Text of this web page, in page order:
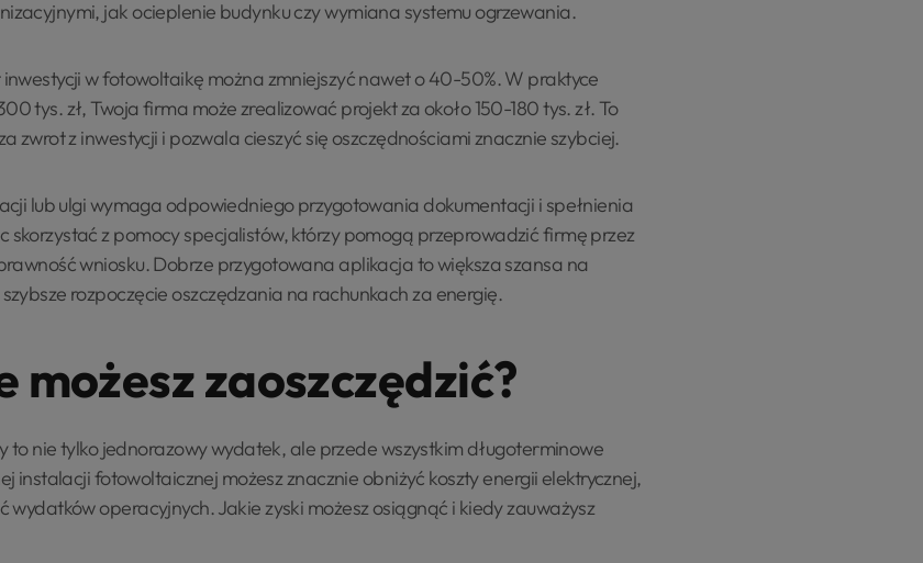
jak ocieplenie budynku czy wymiana systemu ogrzewania.
w fotowoltaikę można zmniejszyć nawet o 40-50%. W praktyce
tys. zł, Twoja firma może zrealizować projekt za około 150-180 tys. zł. To
zwrot z inwestycji i pozwala cieszyć się oszczędnościami znacznie szybciej.
lub ulgi wymaga odpowiedniego przygotowania dokumentacji i spełnienia
skorzystać z pomocy specjalistów, którzy pomogą przeprowadzić firmę przez
wniosku. Dobrze przygotowana aplikacja to większa szansa na
rozpoczęcie oszczędzania na rachunkach za energię.
możesz zaoszczędzić?
nie tylko jednorazowy wydatek, ale przede wszystkim długoterminowe
instalacji fotowoltaicznej możesz znacznie obniżyć koszty energii elektrycznej,
wydatków operacyjnych. Jakie zyski możesz osiągnąć i kiedy zauważysz